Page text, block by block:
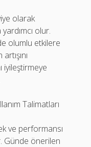
olarak
olur.
olumlu etkilere
iyileştirmeye
Talimatları
ve performansı
Günde önerilen